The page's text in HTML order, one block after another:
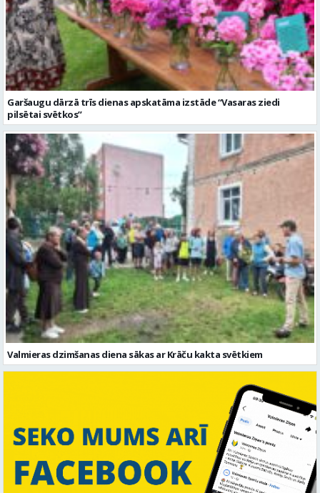
Garšaugu dārzā trīs dienas apskatāma izstāde “Vasaras ziedi
pilsētai svētkos”
Valmieras dzimšanas diena sākas ar Krāču kakta svētkiem